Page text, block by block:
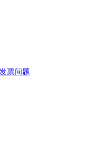
发票问题